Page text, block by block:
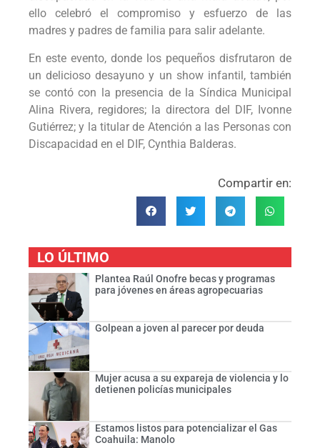
ello celebró el compromiso y esfuerzo de las
madres y padres de familia para salir adelante.
En este evento, donde los pequeños disfrutaron de
un delicioso desayuno y un show infantil, también
se contó con la presencia de la Síndica Municipal
Alina Rivera, regidores; la directora del DIF, Ivonne
Gutiérrez; y la titular de Atención a las Personas con
Discapacidad en el DIF, Cynthia Balderas.
Compartir en:
LO ÚLTIMO
Plantea Raúl Onofre becas y programas
para jóvenes en áreas agropecuarias
Golpean a joven al parecer por deuda
Mujer acusa a su expareja de violencia y lo
detienen policías municipales
Estamos listos para potencializar el Gas
Coahuila: Manolo